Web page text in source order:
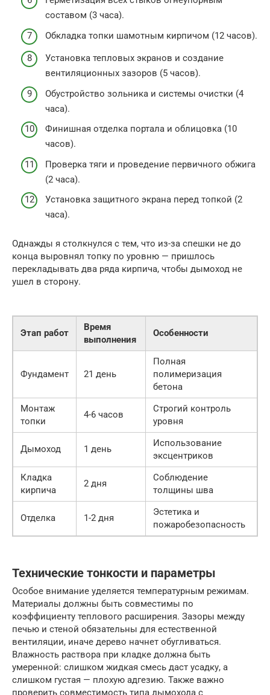
составом (3 часа).
Обкладка топки шамотным кирпичом (12 часов).
Установка тепловых экранов и создание
вентиляционных зазоров (5 часов).
Обустройство зольника и системы очистки (4
часа).
Финишная отделка портала и облицовка (10
часов).
Проверка тяги и проведение первичного обжига
(2 часа).
Установка защитного экрана перед топкой (2
часа).
Однажды я столкнулся с тем, что из-за спешки не до
конца выровнял топку по уровню — пришлось
перекладывать два ряда кирпича, чтобы дымоход не
ушел в сторону.
Этап работ
Время
выполнения
Особенности
Фундамент 21 день
Полная
полимеризация
бетона
Монтаж
топки
4-6 часов
Строгий контроль
уровня
Дымоход 1 день
Использование
эксцентриков
Кладка
кирпича
2 дня
Соблюдение
толщины шва
Отделка 1-2 дня
Эстетика и
пожаробезопасность
Технические тонкости и параметры
Особое внимание уделяется температурным режимам.
Материалы должны быть совместимы по
коэффициенту теплового расширения. Зазоры между
печью и стеной обязательны для естественной
вентиляции, иначе дерево начнет обугливаться.
Влажность раствора при кладке должна быть
умеренной: слишком жидкая смесь даст усадку, а
слишком густая — плохую адгезию. Также важно
проверить совместимость типа дымохода с